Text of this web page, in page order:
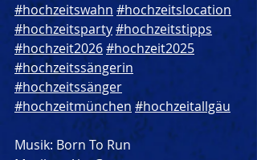
#hochzeitswahn #hochzeitslocation
#hochzeitsparty#hochzeitstipps
#hochzeit2026#hochzeit2025
#hochzeitssängerin
#hochzeitssänger
#hochzeitmünchen #hochzeitallgäu
Musik: Born To Run